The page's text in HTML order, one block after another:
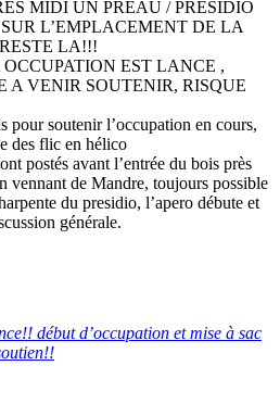
MIDI UN PREAU / PRESIDIO
L’EMPLACEMENT DE LA
LA!!!
OCCUPATION EST LANCE ,
A VENIR SOUTENIR, RISQUE
pour soutenir l’occupation en cours,
des flic en hélico
postés avant l’entrée du bois près
vennant de Mandre, toujours possible
du presidio, l’apero débute et
générale.
début d’occupation et mise à sac